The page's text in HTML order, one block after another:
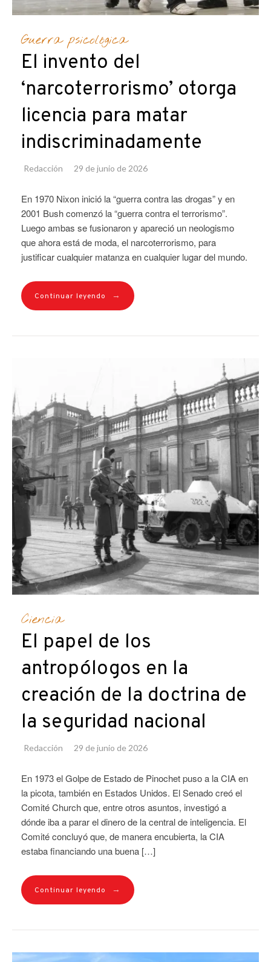
Guerra psicológica
El invento del
‘narcoterrorismo’ otorga
licencia para matar
indiscriminadamente
Redacción 29 de junio de 2026
En 1970 Nixon inició la “guerra contra las drogas” y en
2001 Bush comenzó la “guerra contra el terrorismo”.
Luego ambas se fusionaron y apareció un neologismo
que ahora está de moda, el narcoterrorismo, para
justificar cualquier matanza en cualquier lugar del mundo.
Continuar leyendo →
Ciencia
El papel de los
antropólogos en la
creación de la doctrina de
la seguridad nacional
Redacción 29 de junio de 2026
En 1973 el Golpe de Estado de Pinochet puso a la CIA en
la picota, también en Estados Unidos. El Senado creó el
Comité Church que, entre otros asuntos, investigó a
dónde iba a parar el dinero de la central de inteligencia. El
Comité concluyó que, de manera encubierta, la CIA
estaba financiando una buena […]
Continuar leyendo →